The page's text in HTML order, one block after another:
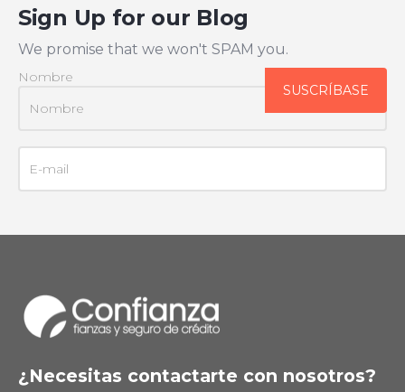
Sign Up for our Blog
We promise that we won't SPAM you.
Nombre
¿Necesitas contactarte con nosotros?